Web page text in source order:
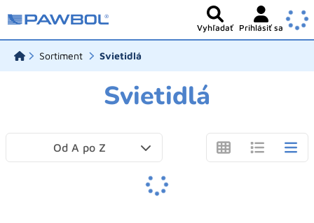
Vyhľadať Prihlásiť sa
Sortiment Svietidlá
Svietidlá
Od A po Z